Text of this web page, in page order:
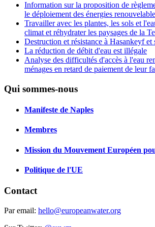
Information sur la proposition de
le déploiement des énergies
Travailler avec les plantes, les sols et
climat et réhydrater les paysages de la
Destruction et résistance à Hasankeyf et
La réduction de débit d'eau est illégale
Analyse des difficultés d'accès à l'eau
ménages en retard de paiement de leur
Qui sommes-nous
Manifeste de Naples
Membres
Mission du Mouvement Européen
Politique de l'UE
Contact
Par email: hello@europeanwater.org